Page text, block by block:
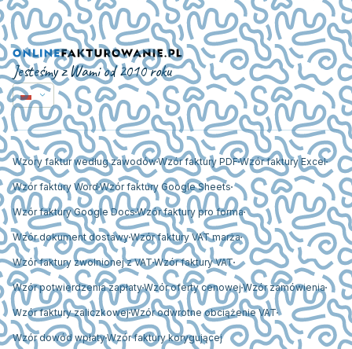
Jesteśmy z Wami od 2010 roku
Wzory faktur według zawodówWzór faktury PDFWzór faktury Excel
Wzór faktury WordWzór faktury Google Sheets
Wzór faktury Google DocsWzór faktury pro forma
Wzór dokument dostawyWzór faktury VAT marża
Wzór faktury zwolnionej z VATWzór faktury VAT
Wzór potwierdzenia zapłatyWzór oferty cenowej Wzór zamówienia
Wzór faktury zaliczkowejWzór odwrotne obciążenie VAT
Wzór dowód wpłatyWzór faktury korygującej